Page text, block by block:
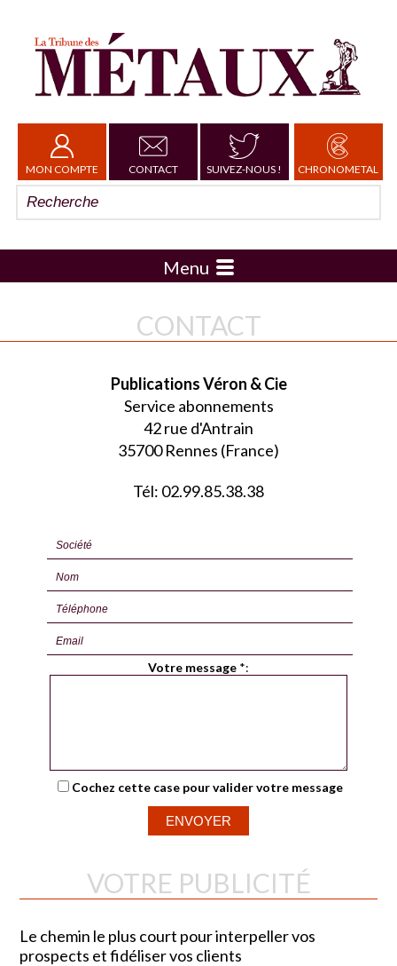
MON COMPTE CONTACT SUIVEZ-NOUS ! CHRONOMETAL
Menu
CONTACT
Publications Véron & Cie
Service abonnements
42 rue d'Antrain
35700 Rennes (France)
Tél: 02.99.85.38.38
Votre message *:
Cochez cette case pour valider votre message
VOTRE PUBLICITÉ
Le chemin le plus court pour interpeller vos
prospects et fidéliser vos clients